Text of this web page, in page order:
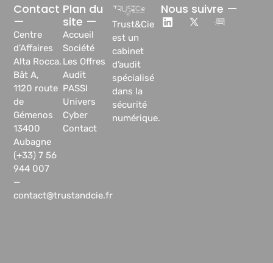
Trust&Cie
est un
cabinet
d’audit
spécialisé
dans la
sécurité
numérique.
Plan du
site —
Accueil
Société
Les Offres
Audit
PASSI
Univers
Cyber
Contact
Contact
—
Centre
d’Affaires
Alta Rocca,
Bât A,
1120 route
de
Gémenos
13400
Aubagne
(+33) 7 56
944 007
—
contact@trustandcie.fr
Nous suivre —